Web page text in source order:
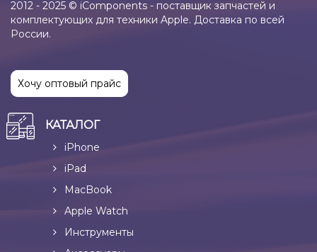
2012 - 2025 © iComponents - поставщик запчастей и
комплектующих для техники Apple. Доставка по всей
России.
Хочу оптовый прайс
КАТАЛОГ
iPhone
iPad
MacBook
Apple Watch
Инструменты